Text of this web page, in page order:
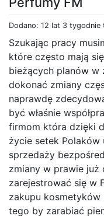
Dodano: 12 lat 3 tygodnie
Szukając pracy
które często mają
bieżących planów w
dokonać zmiany
naprawdę
być właśnie
firmom która dzięki
życie setek Polaków
sprzedaży
zmiany w prawie już
zarejestrować się w
zakupu kosmetyków
tego by zarabiać